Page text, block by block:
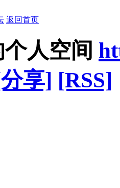
返回首页
人空间
享] [RSS]